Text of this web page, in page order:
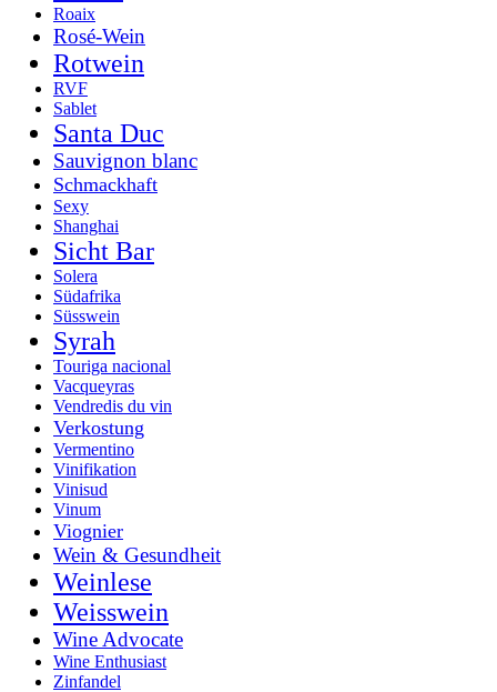
Roaix
Rosé-Wein
Rotwein
RVF
Sablet
Santa Duc
Sauvignon blanc
Schmackhaft
Sexy
Shanghai
Sicht Bar
Solera
Südafrika
Süsswein
Syrah
Touriga nacional
Vacqueyras
Vendredis du vin
Verkostung
Vermentino
Vinifikation
Vinisud
Vinum
Viognier
Wein & Gesundheit
Weinlese
Weisswein
Wine Advocate
Wine Enthusiast
Zinfandel